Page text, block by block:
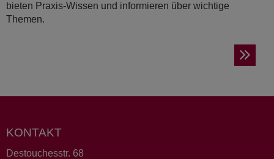
bieten Praxis-Wissen und informieren über wichtige
Themen.
KONTAKT
Destouchesstr. 68